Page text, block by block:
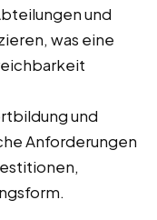
und
was eine
und
Anforderungen